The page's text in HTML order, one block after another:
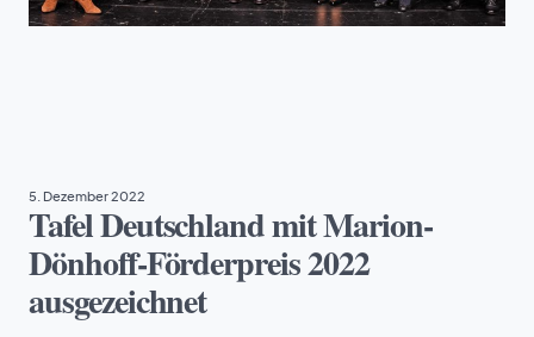
5. Dezember 2022
Tafel Deutschland mit Marion-
Dönhoff-Förderpreis 2022
ausgezeichnet